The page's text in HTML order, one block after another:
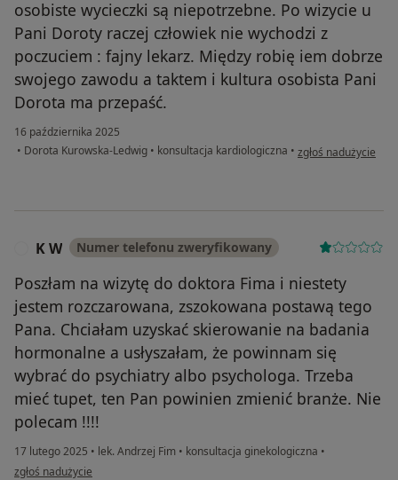
osobiste wycieczki są niepotrzebne. Po wizycie u
Pani Doroty raczej człowiek nie wychodzi z
poczuciem : fajny lekarz. Między robię iem dobrze
swojego zawodu a taktem i kultura osobista Pani
Dorota ma przepaść.
16 października 2025
• Dorota Kurowska-Ledwig • konsultacja kardiologiczna • w opinii
zgłoś nadużycie
K W Numer telefonu zweryfikowany
Poszłam na wizytę do doktora Fima i niestety
jestem rozczarowana, zszokowana postawą tego
Pana. Chciałam uzyskać skierowanie na badania
hormonalne a usłyszałam, że powinnam się
wybrać do psychiatry albo psychologa. Trzeba
mieć tupet, ten Pan powinien zmienić branże. Nie
polecam !!!!
17 lutego 2025 • lek. Andrzej Fim • konsultacja ginekologiczna •
w opinii użytkownika K W
zgłoś nadużycie